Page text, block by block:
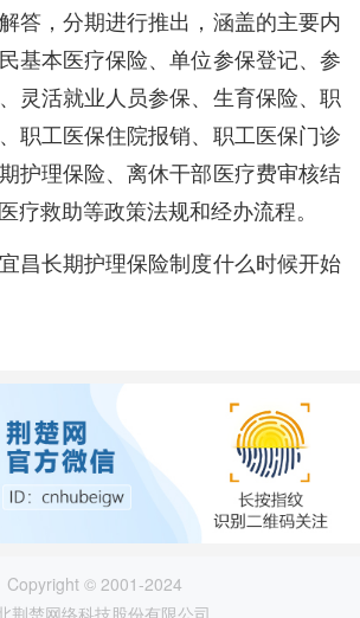
答，分期进行推出，涵盖的主要内
基本医疗保险、单位参保登记、参
灵活就业人员参保、生育保险、职
职工医保住院报销、职工医保门诊
护理保险、离休干部医疗费审核结
疗救助等政策法规和经办流程。
昌长期护理保险制度什么时候开始
Copyright © 2001-2024
荆楚网络科技股份有限公司